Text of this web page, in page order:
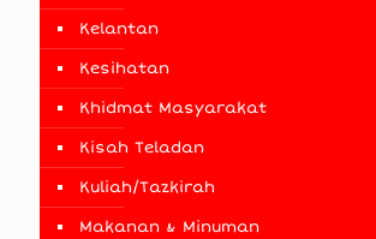
Kelantan
Kesihatan
Khidmat Masyarakat
Kisah Teladan
Kuliah/Tazkirah
Makanan & Minuman